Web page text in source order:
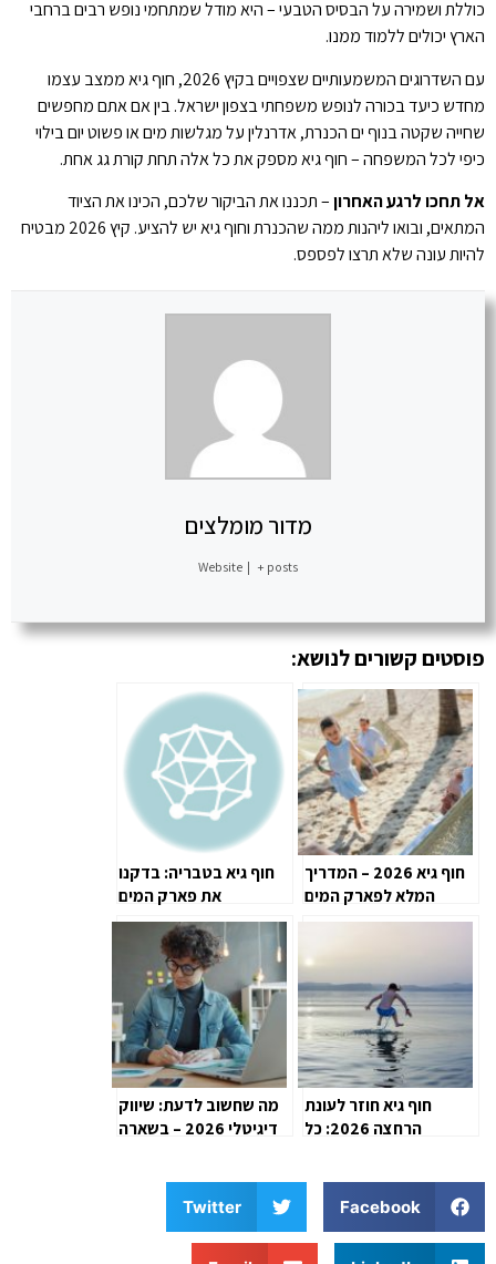
כוללת ושמירה על הבסיס הטבעי – היא מודל שמתחמי נופש רבים ברחבי
הארץ יכולים ללמוד ממנו.
עם השדרוגים המשמעותיים שצפויים בקיץ 2026, חוף גיא ממצב עצמו
מחדש כיעד בכורה לנופש משפחתי בצפון ישראל. בין אם אתם מחפשים
שחייה שקטה בנוף ים הכנרת, אדרנלין על מגלשות מים או פשוט יום בילוי
כיפי לכל המשפחה – חוף גיא מספק את כל אלה תחת קורת גג אחת.
אל תחכו לרגע האחרון– תכננו את הביקור שלכם, הכינו את הציוד
המתאים, ובואו ליהנות ממה שהכנרת וחוף גיא יש להציע. קיץ 2026 מבטיח
להיות עונה שלא תרצו לפספס.
מדור מומלצים
Website | + posts
פוסטים קשורים לנושא:
חוף גיא 2026 – המדריך
המלא לפארק המים
בטבריה: מחירים,
וטיפים חשובים למבקרים
חוף גיא בטבריה: בדקנו
את פארק המים
הפופולרי בישראל – כך
נראית החוויה האמיתית
בקיץ
חוף גיא חוזר לעונת
הרחצה 2026: כל
אלפי מבקרים
מה שחשוב לדעת: שיווק
דיגיטלי 2026 – בשארה
Facebook
Twitter